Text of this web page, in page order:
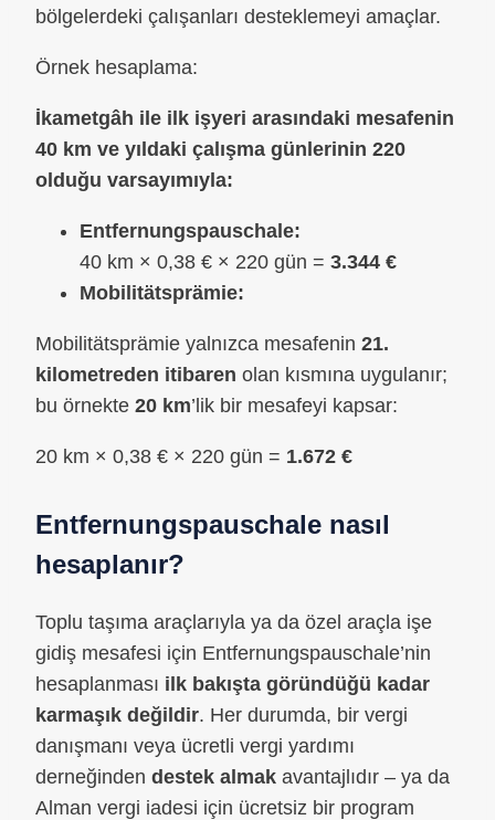
bölgelerdeki çalışanları desteklemeyi amaçlar.
Örnek hesaplama:
İkametgâh ile ilk işyeri arasındaki mesafenin
40 km ve yıldaki çalışma günlerinin 220
olduğu varsayımıyla:
Entfernungspauschale:
40 km × 0,38 € × 220 gün = 3.344 €
Mobilitätsprämie:
Mobilitätsprämie yalnızca mesafenin 21.
kilometreden itibaren olan kısmına uygulanır;
bu örnekte 20 km’lik bir mesafeyi kapsar:
20 km × 0,38 € × 220 gün = 1.672 €
Entfernungspauschale nasıl
hesaplanır?
Toplu taşıma araçlarıyla ya da özel araçla işe
gidiş mesafesi için Entfernungspauschale’nin
hesaplanması ilk bakışta göründüğü kadar
karmaşık değildir. Her durumda, bir vergi
danışmanı veya ücretli vergi yardımı
derneğinden destek almak avantajlıdır – ya da
Alman vergi iadesi için ücretsiz bir program